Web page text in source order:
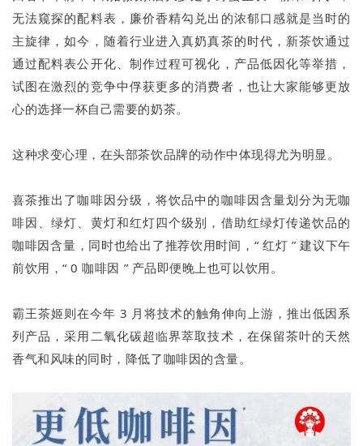
无法窥探的配料表，廉价香精勾兑出的浓郁口感就是当时的
主旋律，如今，随着行业进入真奶真茶的时代，新茶饮通过
通过配料表公开化、制作过程可视化，产品低因化等举措，
试图在激烈的竞争中俘获更多的消费者，也让大家能够更放
心的选择一杯自己需要的奶茶。
这种求变心理，在头部茶饮品牌的动作中体现得尤为明显。
喜茶推出了咖啡因分级，将饮品中的咖啡因含量划分为无咖
啡因、绿灯、黄灯和红灯四个级别，借助红绿灯传递饮品的
咖啡因含量，同时也给出了推荐饮用时间，“ 红灯 ” 建议下午
前饮用，“ 0 咖啡因 ” 产品即便晚上也可以饮用。
霸王茶姬则在今年 3 月将技术的触角伸向上游，推出低因系
列产品，采用二氧化碳超临界萃取技术，在保留茶叶的天然
香气和风味的同时，降低了咖啡因的含量。